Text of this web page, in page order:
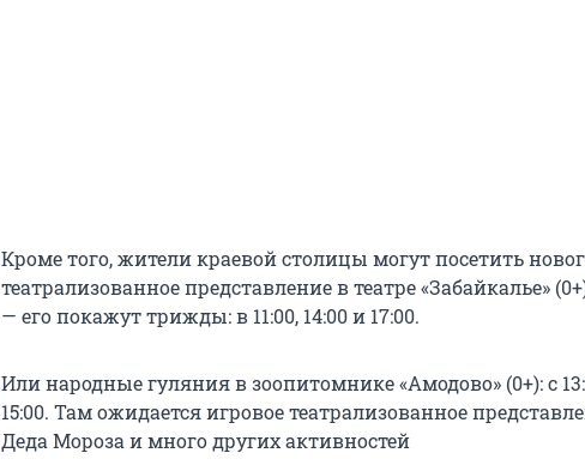
Кроме того, жители краевой столицы могут посетить
театрализованное представление в театре «Забайкалье»
— его покажут трижды: в 11:00, 14:00 и 17:00.
Или народные гуляния в зоопитомнике «Амодово» (0+): с
15:00. Там ожидается игровое театрализованное
Деда Мороза и много других активностей